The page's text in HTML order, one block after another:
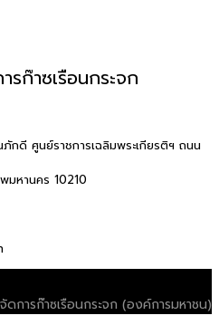
ก๊าซเรือนกระจก
กดี ศูนย์ราชการเฉลิมพระเกียรติฯ ถนน
มหานคร 10210
ดการก๊าซเรือนกระจก (องค์การมหาชน)